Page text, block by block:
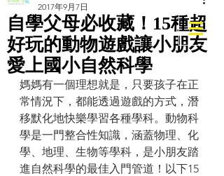
自學父母必收藏！15種超
好玩的動物遊戲讓小朋友
愛上國小自然科學
2017年9月7日
媽媽有一個理想就是，只要孩子在正
常情況下，都能透過遊戲的方式，潛
移默化地快樂學習各種學科。動物科
學是一門整合性知識，涵蓋物理、化
學、地理、生物等學科，是小朋友踏
進自然科學的最佳入門管道！以下15